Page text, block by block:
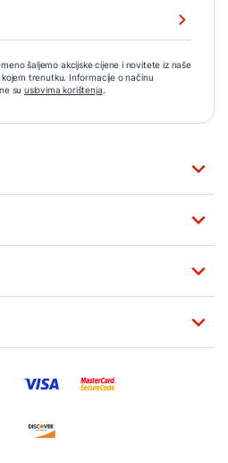
šaljemo akcijske cijene i novitete iz naše
trenutku. Informacije o načinu
su uslovima korištenja.